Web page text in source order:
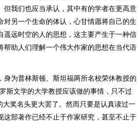
我们也应当承认，其中有的学者在更高意
对另一个生命的体认，心甘情愿将自己的生
远时空的人的思想，这主要产生于一种信
助人们理解一个伟大作家的思想在当代语
为普林斯顿、斯坦福两所名校荣休教授的
斯文学的大学教授应该做的事情，只不过
奖名头更大罢了。然而只要是认真读过一
部著作已经不止于作家研究，甚至不止于